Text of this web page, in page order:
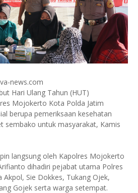
news.com
Hari Ulang Tahun (HUT)
Mojokerto Kota Polda Jatim
berupa pemeriksaan kesehatan
sembako untuk masyarakat, Kamis
langsung oleh Kapolres Mojokerto
dihadiri pejabat utama Polres
Sie Dokkes, Tukang Ojek,
Gojek serta warga setempat.